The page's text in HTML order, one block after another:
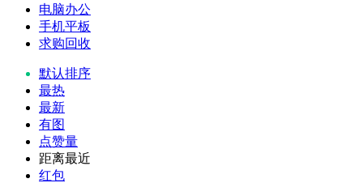
电脑办公
手机平板
求购回收
默认排序
最热
最新
有图
点赞量
距离最近
红包